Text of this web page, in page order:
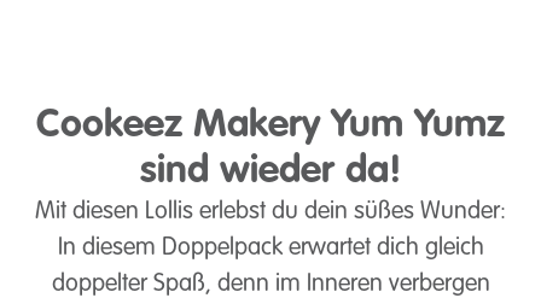
Cookeez Makery Yum Yumz
sind wieder da!
Mit diesen Lollis erlebst du dein süßes Wunder:
In diesem Doppelpack erwartet dich gleich
doppelter Spaß, denn im Inneren verbergen